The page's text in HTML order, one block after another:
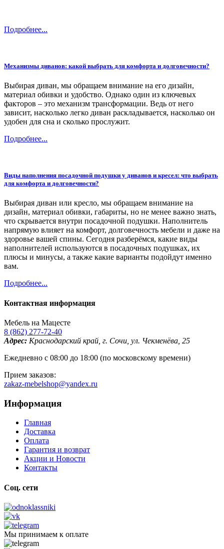
Подробнее...
Механизмы диванов: какой выбрать для комфорта и долговечности?
Выбирая диван, мы обращаем внимание на его дизайн,
материал обивки и удобство. Однако один из ключевых
факторов – это механизм трансформации. Ведь от него
зависит, насколько легко диван раскладывается, насколько он
удобен для сна и сколько прослужит.
Подробнее...
Виды наполнения посадочной подушки у диванов и кресел: что выбрать
для комфорта и долговечности?
Выбирая диван или кресло, мы обращаем внимание на
дизайн, материал обивки, габариты, но не менее важно знать,
что скрывается внутри посадочной подушки. Наполнитель
напрямую влияет на комфорт, долговечность мебели и даже на
здоровье вашей спины. Сегодня разберёмся, какие виды
наполнителей используются в посадочных подушках, их
плюсы и минусы, а также какие варианты подойдут именно
вам.
Подробнее...
Контактная информация
Мебель на Мацесте
8 (862) 277-72-40
Адрес: Краснодарский край, г. Сочи, ул. Чекменёва, 25
Ежедневно с 08:00 до 18:00 (по московскому времени)
Прием заказов:
zakaz-mebelshop@yandex.ru
Информация
Главная
Доставка
Оплата
Гарантия и возврат
Акции и Новости
Контакты
Соц. сети
Мы принимаем к оплате